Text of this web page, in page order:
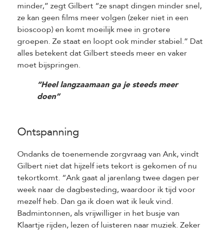
minder,” zegt Gilbert “ze snapt dingen minder snel,
ze kan geen films meer volgen (zeker niet in een
bioscoop) en komt moeilijk mee in grotere
groepen. Ze staat en loopt ook minder stabiel.” Dat
alles betekent dat Gilbert steeds meer en vaker
moet bijspringen.
“Heel langzaamaan ga je steeds meer
doen”
Ontspanning
Ondanks de toenemende zorgvraag van Ank, vindt
Gilbert niet dat hijzelf iets tekort is gekomen of nu
tekortkomt. “Ank gaat al jarenlang twee dagen per
week naar de dagbesteding, waardoor ik tijd voor
mezelf heb. Dan ga ik doen wat ik leuk vind.
Badmintonnen, als vrijwilliger in het busje van
Klaartje rijden, lezen of luisteren naar muziek. Zeker